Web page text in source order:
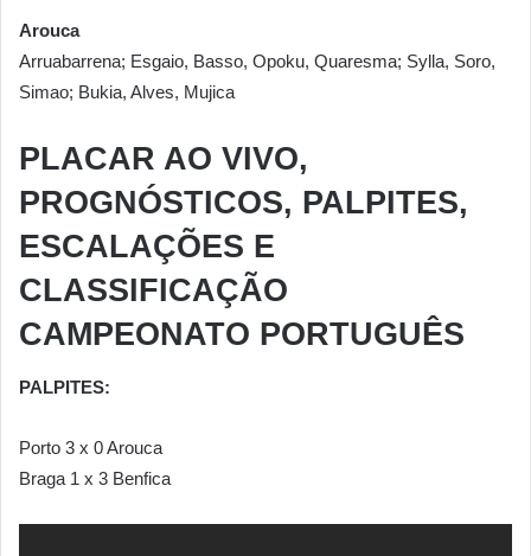
Arouca
Arruabarrena; Esgaio, Basso, Opoku, Quaresma; Sylla, Soro,
Simao; Bukia, Alves, Mujica
PLACAR AO VIVO,
PROGNÓSTICOS, PALPITES,
ESCALAÇÕES E
CLASSIFICAÇÃO
CAMPEONATO PORTUGUÊS
PALPITES:
Porto 3 x 0 Arouca
Braga 1 x 3 Benfica